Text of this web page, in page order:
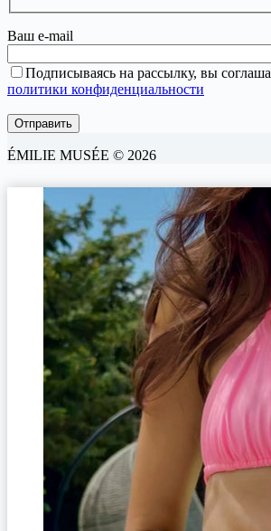
Ваш e-mail
Подписываясь на рассылку, вы
политики конфиденциальности
ÉMILIE MUSÉE © 2026